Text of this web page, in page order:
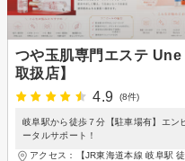
つや玉肌専門エステ
取扱店】
4.9
(8件)
岐阜駅から徒歩７分【駐車場有】エン
ータルサポート！
アクセス：【JR東海道本線 岐阜駅